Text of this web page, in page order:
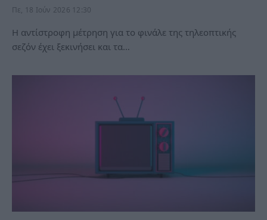
Πε, 18 Ιούν 2026 12:30
Η αντίστροφη μέτρηση για το φινάλε της τηλεοπτικής
σεζόν έχει ξεκινήσει και τα…